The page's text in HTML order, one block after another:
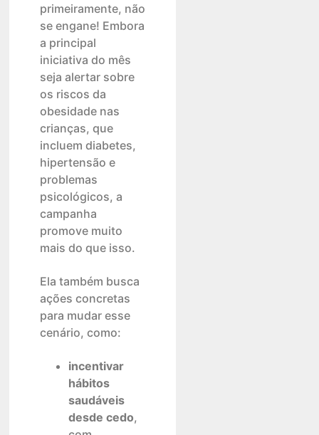
primeiramente, não
se engane! Embora
a principal
iniciativa do mês
seja alertar sobre
os riscos da
obesidade nas
crianças, que
incluem diabetes,
hipertensão e
problemas
psicológicos, a
campanha
promove muito
mais do que isso.
Ela também busca
ações concretas
para mudar esse
cenário, como:
incentivar
hábitos
saudáveis
desde cedo,